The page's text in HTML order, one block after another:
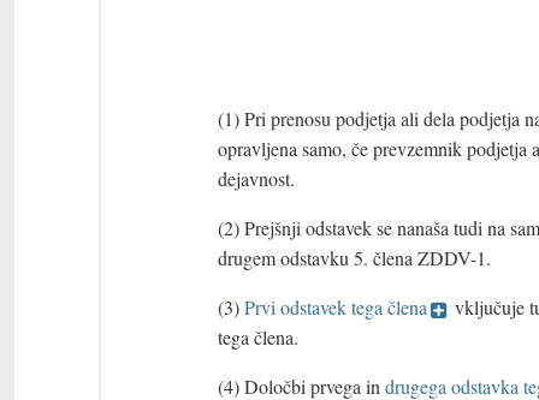
(1) Pri prenosu podjetja ali dela podjetja
opravljena samo, če prevzemnik
dejavnost.
(2) Prejšnji odstavek se nanaša tudi na
drugem odstavku 5. člena ZDDV-1.
(3)Prvi odstavek tega člena
vključuje
tega člena.
(4) Določbi prvega in drugega odstavka